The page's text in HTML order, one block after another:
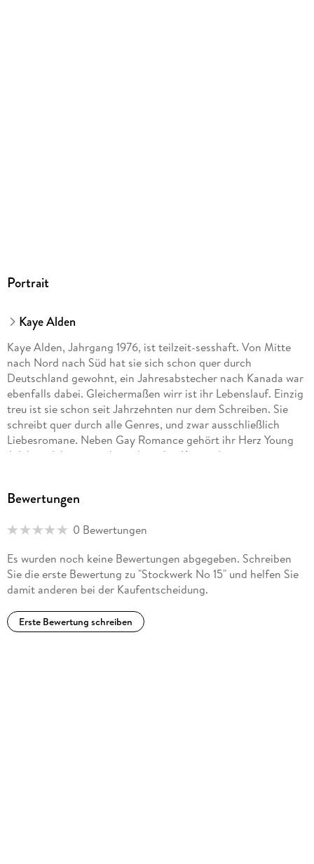
Portrait
Kaye Alden
Kaye Alden, Jahrgang 1976, ist teilzeit-sesshaft. Von Mitte
nach Nord nach Süd hat sie sich schon quer durch
Deutschland gewohnt, ein Jahresabstecher nach Kanada war
ebenfalls dabei. Gleichermaßen wirr ist ihr Lebenslauf. Einzig
treu ist sie schon seit Jahrzehnten nur dem Schreiben. Sie
schreibt quer durch alle Genres, und zwar ausschließlich
Liebesromane. Neben Gay Romance gehört ihr Herz Young
Adult und ihren zwei bezaubernden Katzendamen.
Bewertungen
0 Bewertungen
Es wurden noch keine Bewertungen abgegeben. Schreiben
Sie die erste Bewertung zu "Stockwerk No 15" und helfen Sie
damit anderen bei der Kaufentscheidung.
Erste Bewertung schreiben